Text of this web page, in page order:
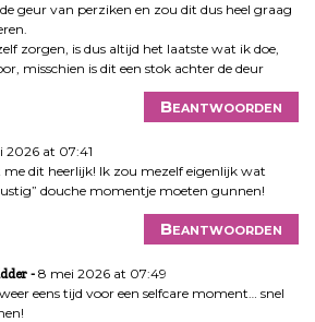
geur van perziken en zou dit dus heel graag
zorgen, is dus altijd het laatste wat ik doe,
misschien is dit een stok achter de deur
Beantwoorden
2026 at 07:41
dit heerlijk! Ik zou mezelf eigenlijk wat
douche momentje moeten gunnen!
Beantwoorden
8 mei 2026 at 07:49
eens tijd voor een selfcare moment… snel